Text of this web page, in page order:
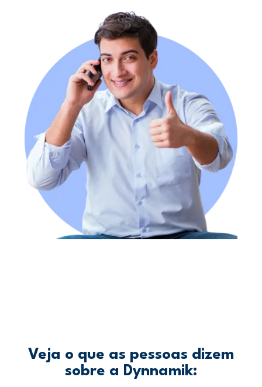
Veja o que as pessoas dizem
sobre a Dynnamik: